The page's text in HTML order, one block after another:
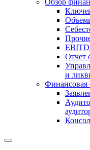
Обзор
Отчет
и